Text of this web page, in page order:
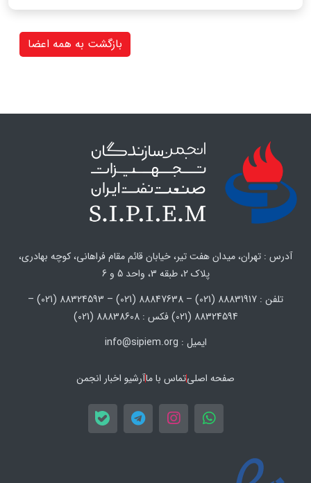
بازگشت به همه اعضا
آدرس : تهران، میدان هفت تیر، خیابان قائم مقام فراهانی، کوچه بهادری،
پلاک 2، طبقه 3، واحد 5 و 6
تلفن : 88831917 (021) – 88847638 (021) – 88324593 (021) –
88324594 (021) فکس : 88838608 (021)
ایمیل : info@sipiem.org
صفحه اصلیتماس با ماآرشیو اخبار انجمن